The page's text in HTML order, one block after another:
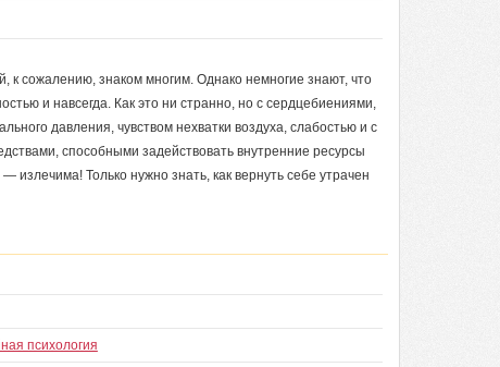
к сожалению, знаком многим. Однако немногие знают, что
и навсегда. Как это ни странно, но с сердцебиениями,
давления, чувством нехватки воздуха, слабостью и с
способными задействовать внутренние ресурсы
излечима! Только нужно знать, как вернуть себе утрачен
психология